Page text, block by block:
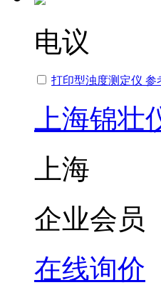
电议
打印型浊度测定仪 参
上海锦
上海
企业会员
在线询价